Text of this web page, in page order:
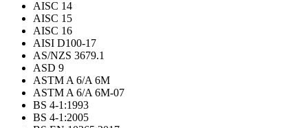
AISC 14
AISC 15
AISC 16
AISI D100-17
AS/NZS 3679.1
ASD 9
ASTM A 6/A 6M
ASTM A 6/A 6M-07
BS 4-1:1993
BS 4-1:2005